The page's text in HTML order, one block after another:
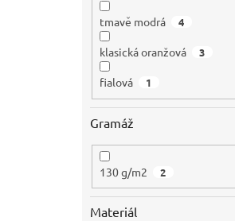
tmavě modrá 4
klasická oranžová 3
fialová 1
Gramáž
130 g/m2 2
Materiál